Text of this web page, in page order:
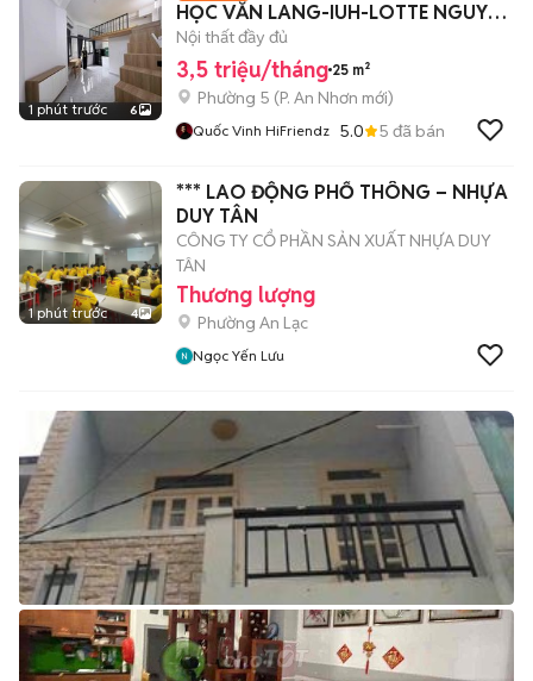
1 phút trước 6
HỌC VĂN LANG-IUH-LOTTE NGUYỄN
VĂN LƯỢNG
Nội thất đầy đủ
3,5 triệu/tháng 25 m²
Phường 5 (P. An Nhơn mới)
Quốc Vinh HiFriendz 5.0 5 đã bán
1 phút trước 4
*** LAO ĐỘNG PHỔ THÔNG – NHỰA
DUY TÂN
CÔNG TY CỔ PHẦN SẢN XUẤT NHỰA DUY
TÂN
Thương lượng
Phường An Lạc
Ngọc Yến Lưu